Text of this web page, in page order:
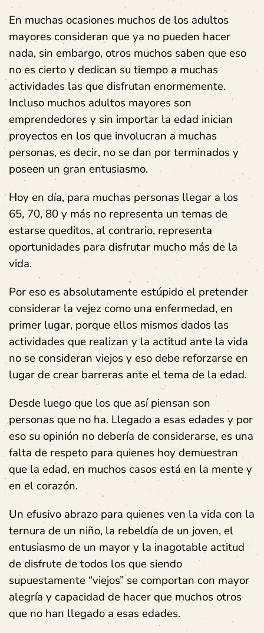
En muchas ocasiones muchos de los adultos
mayores consideran que ya no pueden hacer
nada, sin embargo, otros muchos saben que eso
no es cierto y dedican su tiempo a muchas
actividades las que disfrutan enormemente.
Incluso muchos adultos mayores son
emprendedores y sin importar la edad inician
proyectos en los que involucran a muchas
personas, es decir, no se dan por terminados y
poseen un gran entusiasmo.
Hoy en día, para muchas personas llegar a los
65, 70, 80 y más no representa un temas de
estarse queditos, al contrario, representa
oportunidades para disfrutar mucho más de la
vida.
Por eso es absolutamente estúpido el pretender
considerar la vejez como una enfermedad, en
primer lugar, porque ellos mismos dados las
actividades que realizan y la actitud ante la vida
no se consideran viejos y eso debe reforzarse en
lugar de crear barreras ante el tema de la edad.
Desde luego que los que así piensan son
personas que no ha. Llegado a esas edades y por
eso su opinión no debería de considerarse, es una
falta de respeto para quienes hoy demuestran
que la edad, en muchos casos está en la mente y
en el corazón.
Un efusivo abrazo para quienes ven la vida con la
ternura de un niño, la rebeldía de un joven, el
entusiasmo de un mayor y la inagotable actitud
de disfrute de todos los que siendo
supuestamente “viejos” se comportan con mayor
alegría y capacidad de hacer que muchos otros
que no han llegado a esas edades.